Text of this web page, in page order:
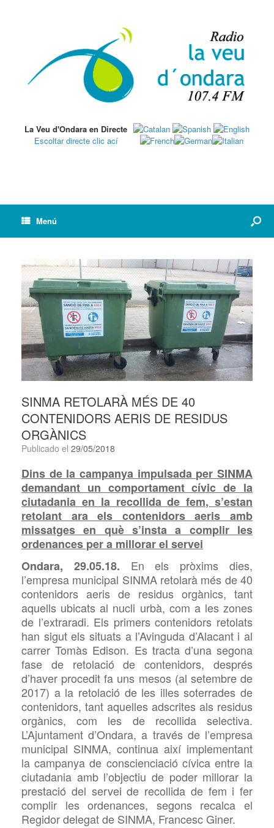
La Veu d'Ondara en Directe
Escoltar directe clic ací
Menú
SINMA RETOLARÀ MÉS DE 40
CONTENIDORS AERIS DE RESIDUS
ORGÀNICS
Publicado el 29/05/2018
Dins de la campanya impulsada per SINMA
demandant un comportament cívic de la
ciutadania en la recollida de fem, s’estan
retolant ara els contenidors aeris amb
missatges en què s’insta a complir les
ordenances per a millorar el servei
Ondara, 29.05.18. En els pròxims dies,
l’empresa municipal SINMA retolarà més de 40
contenidors aeris de residus orgànics, tant
aquells ubicats al nucli urbà, com a les zones
de l’extraradi. Els primers contenidors retolats
han sigut els situats a l’Avinguda d’Alacant i al
carrer Tomàs Edison. Es tracta d’una segona
fase de retolació de contenidors, després
d’haver procedit fa uns mesos (al setembre de
2017) a la retolació de les illes soterrades de
contenidors, tant aquelles adscrites als residus
orgànics, com les de recollida selectiva.
L’Ajuntament d’Ondara, a través de l’empresa
municipal SINMA, continua així implementant
la campanya de conscienciació cívica entre la
ciutadania amb l’objectiu de poder millorar la
prestació del servei de recollida de fem i fer
complir les ordenances, segons recalca el
Regidor delegat de SINMA, Francesc Giner.